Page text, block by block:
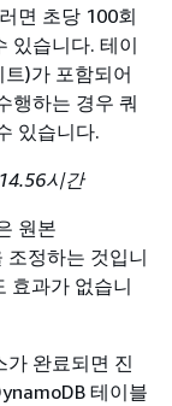
면 초당 100회
있습니다. 테이
)가 포함되어
행하는 경우 쿼
있습니다.
시간
원본
조정하는 것입니
효과가 없습니
가 완료되면 진
테이블